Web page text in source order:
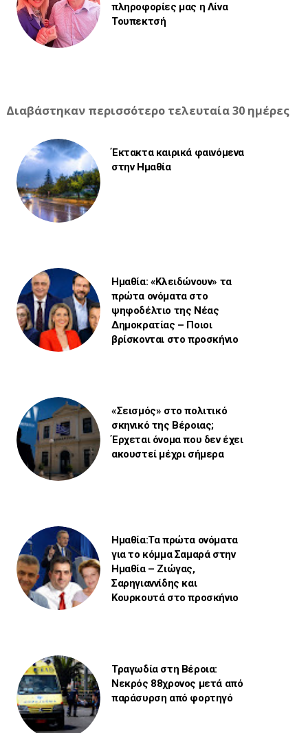
πληροφορίες μας η Λίνα
Τουπεκτσή
Διαβάστηκαν περισσότερο τελευταία 30 ημέρες
Έκτακτα καιρικά φαινόμενα
στην Ημαθία
Ημαθία: «Κλειδώνουν» τα
πρώτα ονόματα στο
ψηφοδέλτιο της Νέας
Δημοκρατίας – Ποιοι
βρίσκονται στο προσκήνιο
«Σεισμός» στο πολιτικό
σκηνικό της Βέροιας;
Έρχεται όνομα που δεν έχει
ακουστεί μέχρι σήμερα
Ημαθία:Τα πρώτα ονόματα
για το κόμμα Σαμαρά στην
Ημαθία – Ζιώγας,
Σαρηγιαννίδης και
Κουρκουτά στο προσκήνιο
Τραγωδία στη Βέροια:
Νεκρός 88χρονος μετά από
παράσυρση από φορτηγό